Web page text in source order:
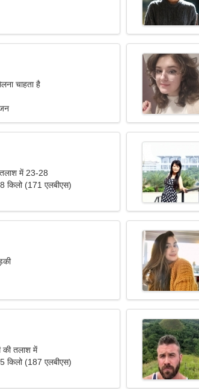
चाहता है
में 23-28
किलो (171 एलबीएस)
की तलाश में
किलो (187 एलबीएस)